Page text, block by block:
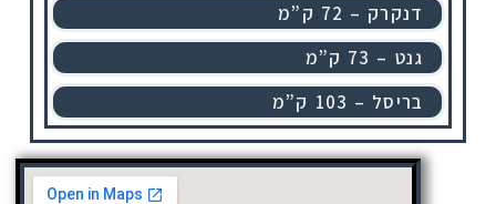
דנקרק – 72 ק”מ
גנט – 73 ק”מ
בריסל – 103 ק”מ